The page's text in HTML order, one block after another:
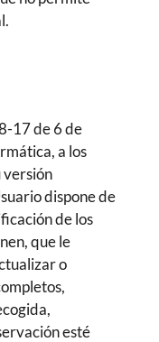
17 de 6 de
a los
versión
dispone de
de los
que le
o
esté